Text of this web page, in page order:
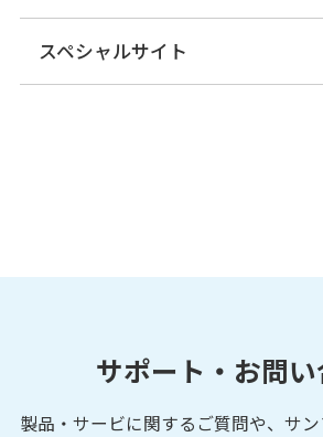
DWF-15LE-
光データ伝送装置
スペシャルサイト
サポート・お問
製品・サービに関するご質問や、サ